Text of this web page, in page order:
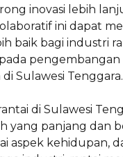
inovasi lebih
ini dapat
baik bagi industri
pengembangan
Sulawesi Tenggara.
di Sulawesi
yang panjang dan
aspek kehidupan,